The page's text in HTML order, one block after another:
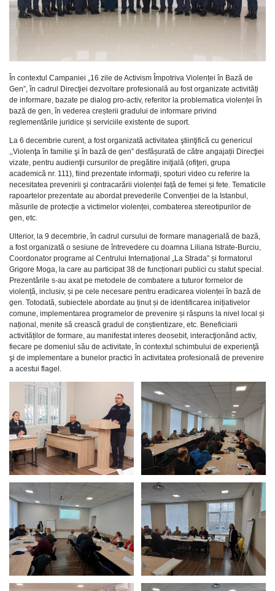
În contextul Campaniei „16 zile de Activism Împotriva Violenței în Bază de
Gen”, în cadrul Direcţiei dezvoltare profesională au fost organizate activități
de informare, bazate pe dialog pro-activ, referitor la problematica violenței în
bază de gen, în vederea creșterii gradului de informare privind
reglementările juridice și serviciile existente de suport.
La 6 decembrie curent, a fost organizată activitatea ştiinţifică cu genericul
,,Violenţa în familie şi în bază de gen” desfășurată de către angajații Direcţiei
vizate, pentru audienţii cursurilor de pregătire iniţială (ofiţeri, grupa
academică nr. 111), fiind prezentate informaţii, spoturi video cu referire la
necesitatea prevenirii şi contracarării violenței față de femei și fete. Tematicile
rapoartelor prezentate au abordat prevederile Convenției de la Istanbul,
măsurile de protecție a victimelor violenței, combaterea stereotipurilor de
gen, etc.
Ulterior, la 9 decembrie, în cadrul cursului de formare managerială de bază,
a fost organizată o sesiune de întrevedere cu doamna Liliana Istrate-Burciu,
Coordonator programe al Centrului Internațional „La Strada” și formatorul
Grigore Moga, la care au participat 38 de funcționari publici cu statut special.
Prezentările s-au axat pe metodele de combatere a tuturor formelor de
violență, inclusiv, și pe cele necesare pentru eradicarea violenței în bază de
gen. Totodată, subiectele abordate au ținut și de identificarea inițiativelor
comune, implementarea programelor de prevenire și răspuns la nivel local și
național, menite să crească gradul de conștientizare, etc. Beneficiarii
activităților de formare, au manifestat interes deosebit, interacţionând activ,
fiecare pe domeniul său de activitate, în contextul schimbului de experienţă
şi de implementare a bunelor practici în activitatea profesională de prevenire
a acestui flagel.